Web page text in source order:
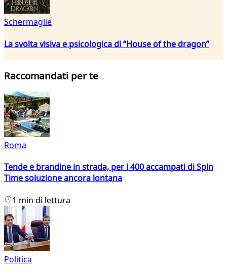
Schermaglie
La svolta visiva e psicologica di “House of the dragon”
Raccomandati per te
Roma
Tende e brandine in strada, per i 400 accampati di Spin
Time soluzione ancora lontana
1 min di lettura
Politica